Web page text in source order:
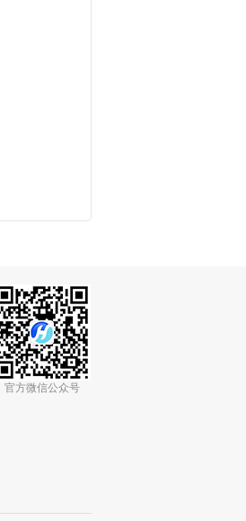
官方微信公众号